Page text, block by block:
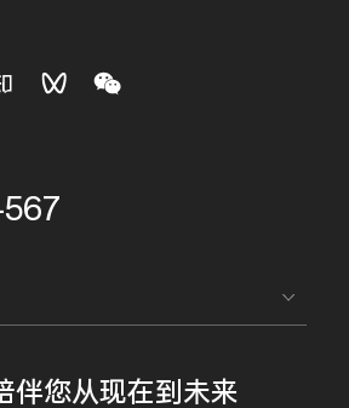
伴您从现在到未来